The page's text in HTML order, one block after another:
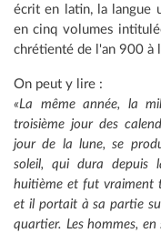
écrit en latin, la langue
en cinq volumes
chrétienté de l'an 900 à
On peut y lire :
«La même année, la
troisième jour des
jour de la lune, se
soleil, qui dura depuis
huitième et fut vraiment
et il portait à sa partie
quartier. Les hommes,